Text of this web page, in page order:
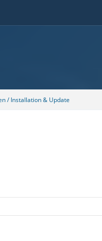
/ Installation & Update